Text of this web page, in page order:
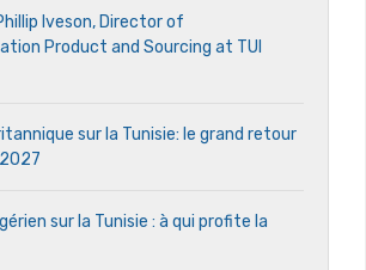
Iveson, Director of
Product and Sourcing at TUI
sur la Tunisie: le grand retour
sur la Tunisie : à qui profite la